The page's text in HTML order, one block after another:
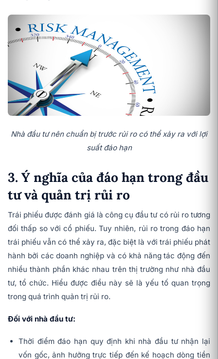
Nhà đầu tư nên chuẩn bị trước rủi ro có thể xảy ra với lợi
suất đáo hạn
3. Ý nghĩa của đáo hạn trong đầu
tư và quản trị rủi ro
Trái phiếu được đánh giá là công cụ đầu tư có rủi ro tương
đối thấp so với cổ phiếu. Tuy nhiên, rủi ro trong đáo hạn
trái phiếu vẫn có thể xảy ra, đặc biệt là với trái phiếu phát
hành bởi các doanh nghiệp và có khả năng tác động đến
nhiều thành phần khác nhau trên thị trường như nhà đầu
tư, tổ chức. Hiểu được điều này sẽ là yếu tố quan trọng
trong quá trình quản trị rủi ro.
Đối với nhà đầu tư:
Thời điểm đáo hạn quy định khi nhà đầu tư nhận lại
vốn gốc, ảnh hưởng trực tiếp đến kế hoạch dòng tiền